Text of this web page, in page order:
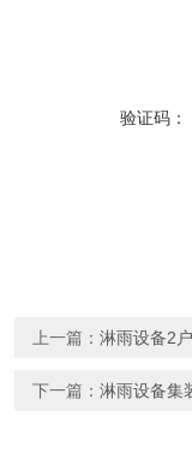
验证码：
上一篇： 淋雨设备2
下一篇： 淋雨设备集